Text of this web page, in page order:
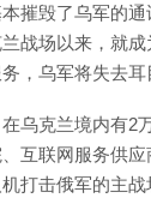
摧毁了乌军的
战场以来，就
，乌军将失去耳
乌克兰境内有2
互联网服务供
打击俄军的主战